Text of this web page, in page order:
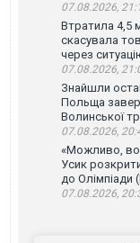
07.08.2026,
Втратила 4,5
скасувала
через
07.08.2026,
Знайшли
Польща
Волинської
07.08.2026,
«Можливо,
Усик
до Олімпіади
07.08.2026,